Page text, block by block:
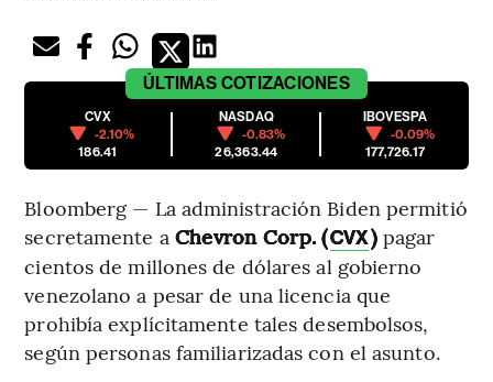
ÚLTIMAS COTIZACIONES
CVX
-2.10%
186.41
NASDAQ
-0.83%
26,363.44
IBOVESPA
-0.09%
177,726.17
Bloomberg — La administración Biden permitió
secretamente a Chevron Corp. (CVX) pagar
cientos de millones de dólares al gobierno
venezolano a pesar de una licencia que
prohibía explícitamente tales desembolsos,
según personas familiarizadas con el asunto.